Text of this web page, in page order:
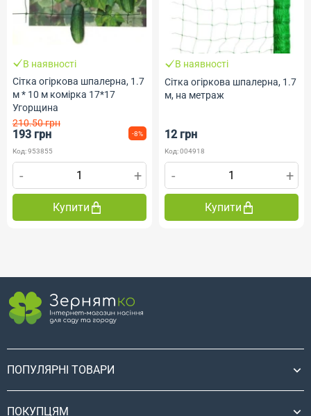
В наявності
Сітка огіркова шпалерна, 1.7
м * 10 м комірка 17*17
Угорщина
210.50 грн
193 грн -8%
Код: 953855
- +
Купити
В наявності
Сітка огіркова шпалерна, 1.7
м, на метраж
12 грн
Код: 004918
- +
Купити
ПОПУЛЯРНІ ТОВАРИ
ПОКУПЦЯМ